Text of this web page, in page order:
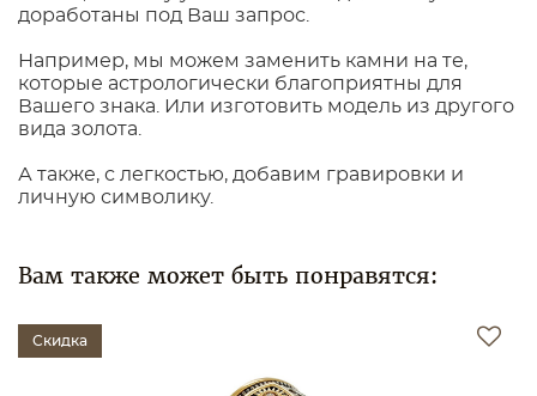
доработаны под Ваш запрос.
Например, мы можем заменить камни на те,
которые астрологически благоприятны для
Вашего знака. Или изготовить модель из другого
вида золота.
А также, с легкостью, добавим гравировки и
личную символику.
Вам также может быть понравятся:
Скидка